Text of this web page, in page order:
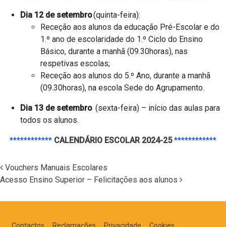
Dia 12 de setembro(quinta-feira):
Receção aos alunos da educação Pré-Escolar e do
1.º ano de escolaridade do 1.º Ciclo do Ensino
Básico, durante a manhã (09.30horas), nas
respetivas escolas;
Receção aos alunos do 5.º Ano, durante a manhã
(09.30horas), na escola Sede do Agrupamento.
Dia 13 de setembro (sexta-feira) – início das aulas para
todos os alunos.
************ CALENDÁRIO ESCOLAR 2024-25************
Navegação nos Posts
Vouchers Manuais Escolares
Acesso Ensino Superior – Felicitações aos alunos